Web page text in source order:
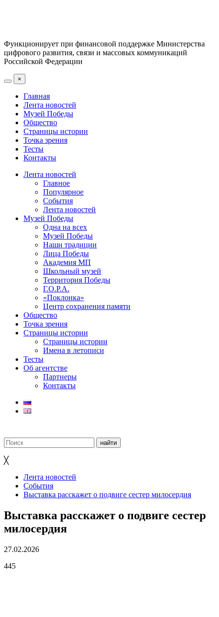
Функционирует при финансовой поддержке Министерства
цифрового развития, связи и массовых коммуникаций
Российской Федерации
×
Главная
Лента новостей
Музей Победы
Общество
Страницы истории
Точка зрения
Тесты
Контакты
Лента новостей
Главное
Популярное
События
Лента новостей
Музей Победы
Одна на всех
Музей Победы
Наши традиции
Лица Победы
Академия МП
Школьный музей
Территория Победы
Г.О.Р.А.
«Поклонка»
Центр сохранения памяти
Общество
Точка зрения
Страницы истории
Страницы истории
Имена в летописи
Тесты
Об агентстве
Партнеры
Контакты
╳
Лента новостей
События
Выставка расскажет о подвиге сестер милосердия
Выставка расскажет о подвиге сестер
милосердия
27.02.2026
445